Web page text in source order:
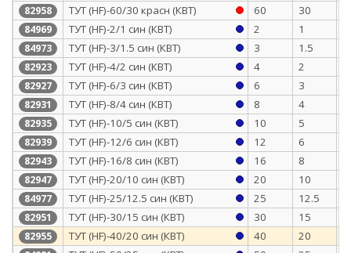
82958 ТУТ (HF)-60/30 красн (КВТ) 60 30
84969 ТУТ (HF)-2/1 син (КВТ) 2 1
84973 ТУТ (HF)-3/1.5 син (КВТ) 3 1.5
82923 ТУТ (HF)-4/2 син (КВТ) 4 2
82927 ТУТ (HF)-6/3 син (КВТ) 6 3
82931 ТУТ (HF)-8/4 син (КВТ) 8 4
82935 ТУТ (HF)-10/5 син (КВТ) 10 5
82939 ТУТ (HF)-12/6 син (КВТ) 12 6
82943 ТУТ (HF)-16/8 син (КВТ) 16 8
82947 ТУТ (HF)-20/10 син (КВТ) 20 10
84977 ТУТ (HF)-25/12.5 син (КВТ) 25 12.5
82951 ТУТ (HF)-30/15 син (КВТ) 30 15
82955 ТУТ (HF)-40/20 син (КВТ) 40 20